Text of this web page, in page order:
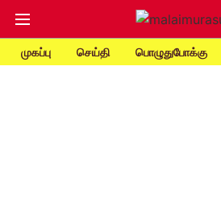
முகப்பு செய்தி பொழுதுபோக்கு